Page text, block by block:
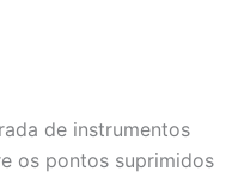
de instrumentos
os pontos suprimidos